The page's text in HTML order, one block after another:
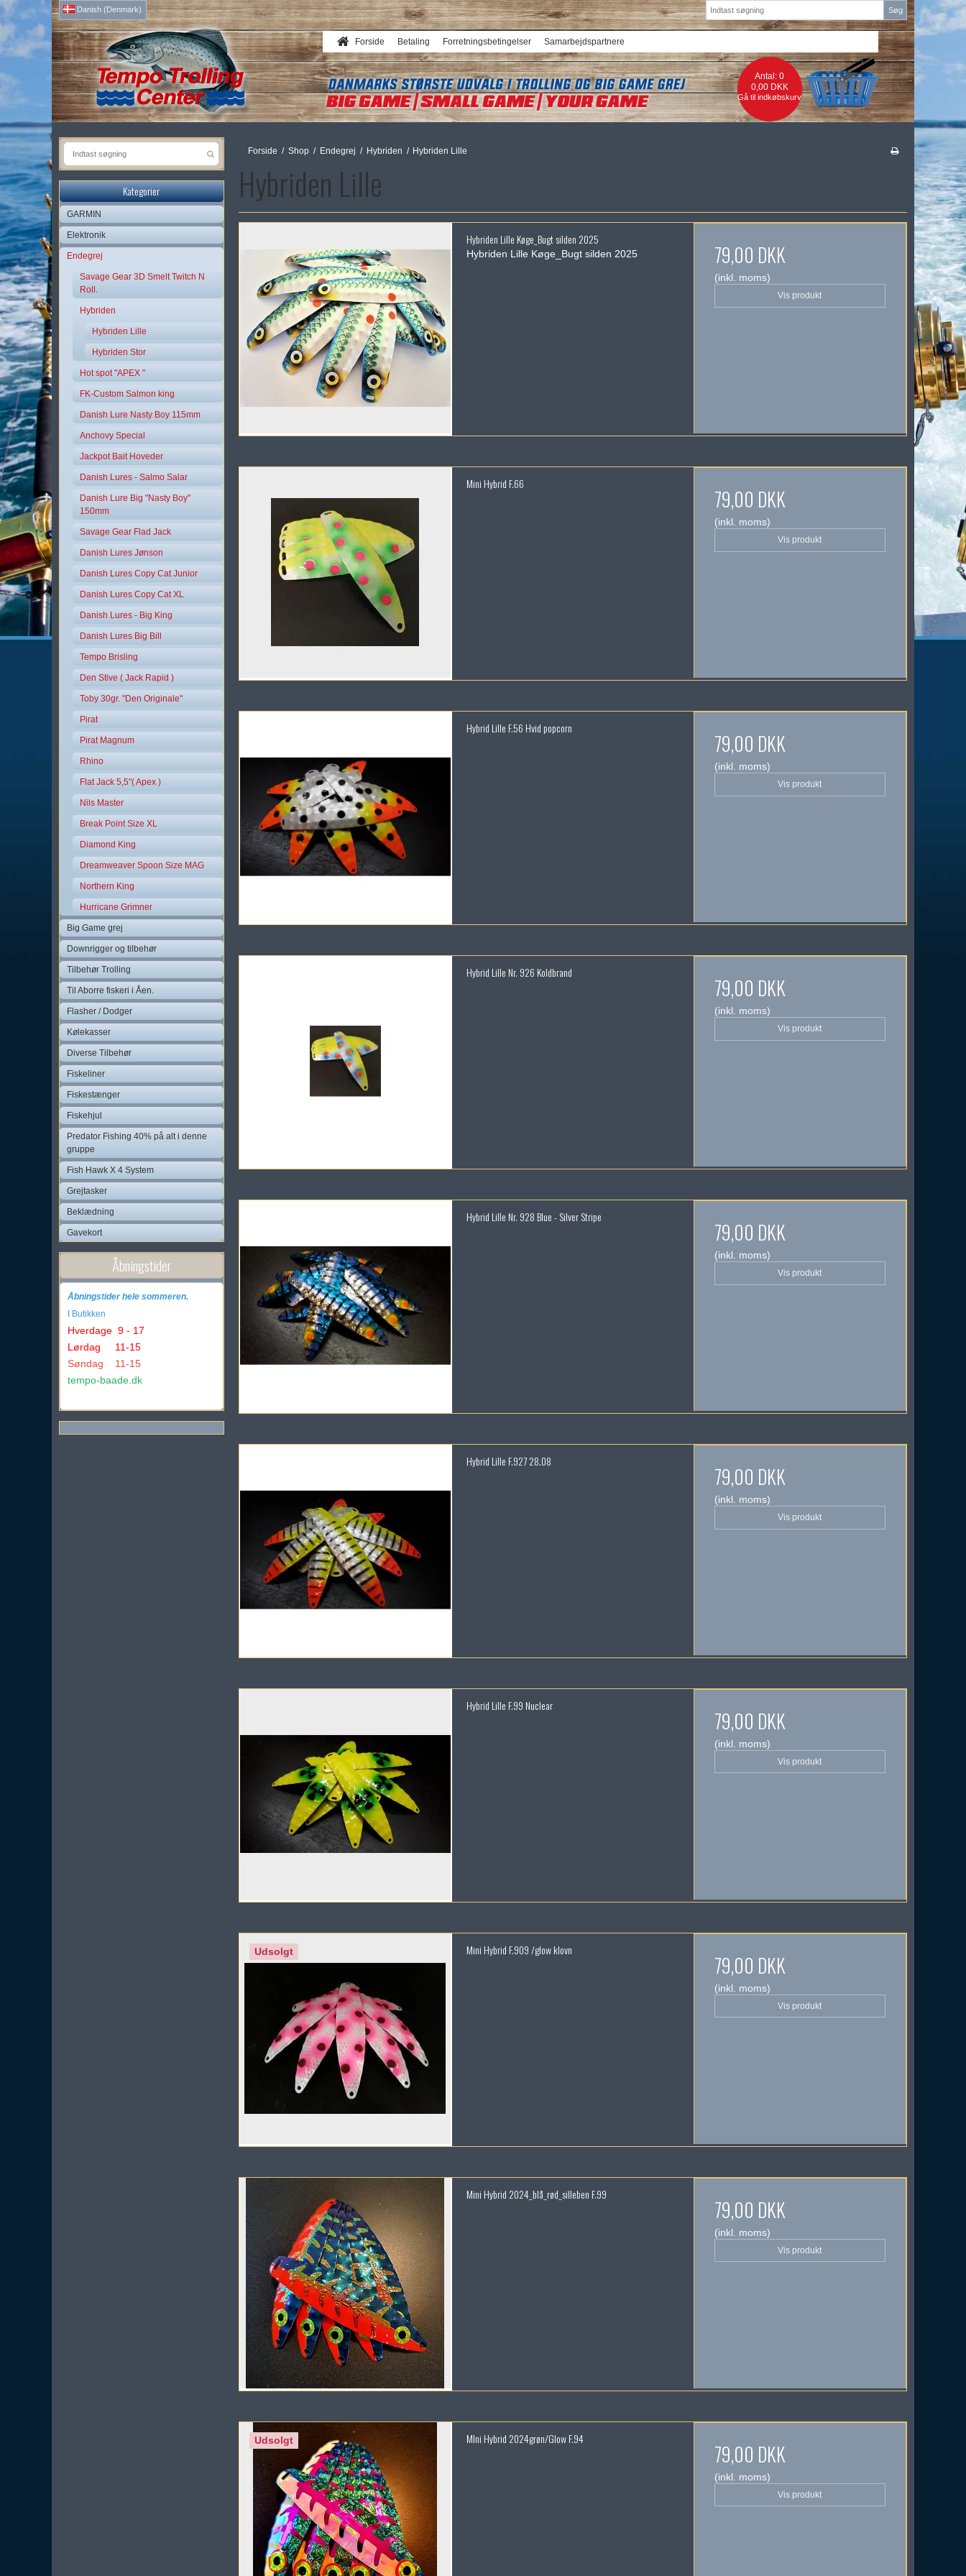
Danish (Denmark) Søg
Forside Betaling Forretningsbetingelser Samarbejdspartnere
Antal: 0
0,00 DKK
Gå til indkøbskurv
Kategorier
GARMIN
Elektronik
Endegrej
Savage Gear 3D Smelt Twitch N
Roll.
Hybriden
Hybriden Lille
Hybriden Stor
Hot spot "APEX "
FK-Custom Salmon king
Danish Lure Nasty Boy 115mm
Anchovy Special
Jackpot Bait Hoveder
Danish Lures - Salmo Salar
Danish Lure Big "Nasty Boy"
150mm
Savage Gear Flad Jack
Danish Lures Jønson
Danish Lures Copy Cat Junior
Danish Lures Copy Cat XL
Danish Lures - Big King
Danish Lures Big Bill
Tempo Brisling
Den Stive ( Jack Rapid )
Toby 30gr. "Den Originale"
Pirat
Pirat Magnum
Rhino
Flat Jack 5,5"( Apex )
Nils Master
Break Point Size XL
Diamond King
Dreamweaver Spoon Size MAG
Northern King
Hurricane Grimner
Big Game grej
Downrigger og tilbehør
Tilbehør Trolling
Til Aborre fiskeri i Åen.
Flasher / Dodger
Kølekasser
Diverse Tilbehør
Fiskeliner
Fiskestænger
Fiskehjul
Predator Fishing 40% på alt i denne
gruppe
Fish Hawk X 4 System
Grejtasker
Beklædning
Gavekort
Åbningstider
Åbningstider hele sommeren.
I Butikken
Hverdage 9 - 17
Lørdag 11-15
Søndag 11-15
tempo-baade.dk
Forside / Shop / Endegrej / Hybriden / Hybriden Lille
Hybriden Lille
Hybriden Lille Køge_Bugt silden 2025
Hybriden Lille Køge_Bugt silden 2025 79,00 DKK
(inkl. moms)
Vis produkt
Mini Hybrid F.66
79,00 DKK
(inkl. moms)
Vis produkt
Hybrid Lille F.56 Hvid popcorn
79,00 DKK
(inkl. moms)
Vis produkt
Hybrid Lille Nr. 926 Koldbrand
79,00 DKK
(inkl. moms)
Vis produkt
Hybrid Lille Nr. 928 Blue - Silver Stripe
79,00 DKK
(inkl. moms)
Vis produkt
Hybrid Lille F.927 28.08
79,00 DKK
(inkl. moms)
Vis produkt
Hybrid Lille F.99 Nuclear
79,00 DKK
(inkl. moms)
Vis produkt
Udsolgt Mini Hybrid F.909 /glow klovn
79,00 DKK
(inkl. moms)
Vis produkt
Mini Hybrid 2024_blå_rød_silleben F.99
79,00 DKK
(inkl. moms)
Vis produkt
Udsolgt MIni Hybrid 2024grøn/Glow F.94
79,00 DKK
(inkl. moms)
Vis produkt